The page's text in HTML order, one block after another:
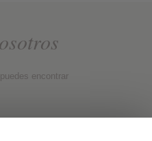
encontrar